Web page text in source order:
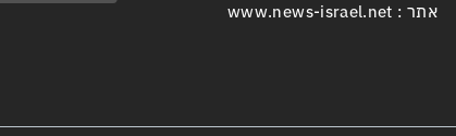
אתר : www.news-israel.net